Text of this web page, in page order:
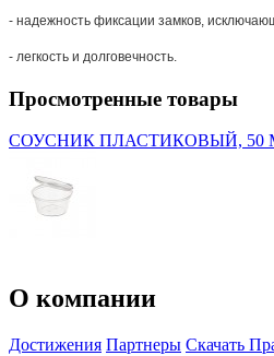
- надежность фиксации замков,
- легкость и долговечность.
Просмотренные товары
СОУСНИК ПЛАСТИКОВЫЙ, 50
О компании
Достижения Партнеры Скачать